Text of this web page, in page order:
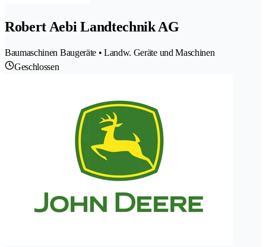
Robert Aebi Landtechnik AG
Baumaschinen Baugeräte • Landw. Geräte und Maschinen
Geschlossen